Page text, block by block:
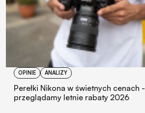
OPINIE ANALIZY
Perełki Nikona w świetnych cenach -
przeglądamy letnie rabaty 2026